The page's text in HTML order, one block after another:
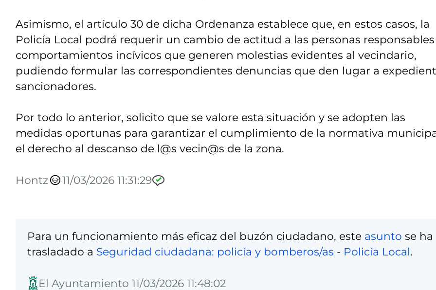
Asimismo, el artículo 30 de dicha Ordenanza establece que, en estos casos, la
Policía Local podrá requerir un cambio de actitud a las personas
comportamientos incívicos que generen molestias evidentes al vecindario,
pudiendo formular las correspondientes denuncias que den lugar a
sancionadores.
Por todo lo anterior, solicito que se valore esta situación y se adopten las
medidas oportunas para garantizar el cumplimiento de la normativa
el derecho al descanso de l@s vecin@s de la zona.
Hontz 11/03/2026 11:31:29
Para un funcionamiento más eficaz del buzón ciudadano, este asunto se ha
trasladado a Seguridad ciudadana: policía y bomberos/as - Policía Local.
El Ayuntamiento 11/03/2026 11:48:02